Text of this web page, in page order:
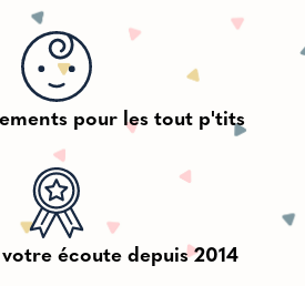
pour les tout p'tits
écoute depuis 2014